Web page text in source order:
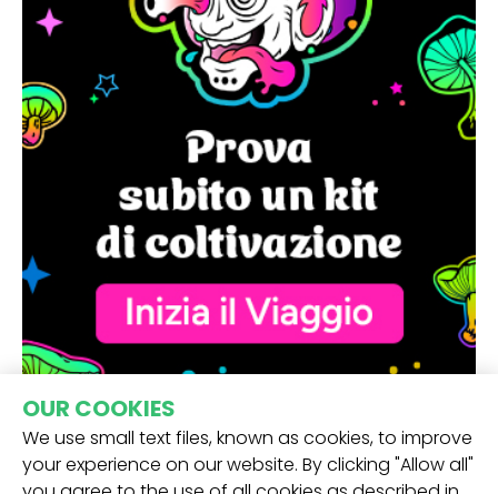
OUR COOKIES
We use small text files, known as cookies, to improve
your experience on our website. By clicking "Allow all"